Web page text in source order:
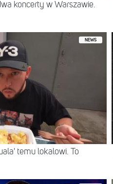
koncerty w Warszawie.
NEWS
temu lokalowi. To